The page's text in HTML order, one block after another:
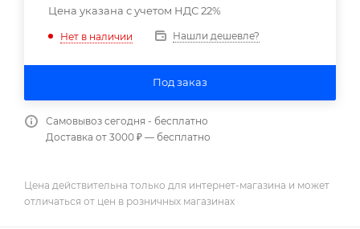
Цена указана с учетом НДС 22%
Нет в наличии Нашли дешевле?
Под заказ
Самовывоз сегодня - бесплатно
Доставка от 3000 ₽ — бесплатно
Цена действительна только для интернет-магазина и может
отличаться от цен в розничных магазинах